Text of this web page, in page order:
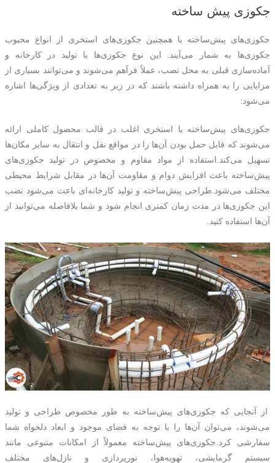
جکوزی پیش ساخته
جکوزی‌های پیش‌ساخته یا همچنین جکوزی‌های استخری از انواع محبوب
جکوزی‌ها به شمار می‌آیند. این نوع جکوزی‌ها با تولید در کارخانه و
آماده‌سازی قبلی به محل نصب، عملاً فرآهم می‌شوند و می‌توانند بسیاری از
مزایایی را به همراه داشته باشند که در زیر به تعدادی از ویژگی‌ها اشاره
می‌شود:
جکوزی‌های پیش‌ساخته یا استخری اغلب در قالب محصول کاملی ارائه
می‌شوند که قابل حمل بودن آن‌ها را در مواقع نقل و انتقال به سایر مکان‌ها
تسهیل می‌کند.استفاده از مواد مقاوم و مخصوص در تولید جکوزی‌های
پیش‌ساخته باعث افزایش دوام و مقاومت آن‌ها در مقابل شرایط محیطی
مختلف می‌شود.طراحی پیش‌ساخته و تولید کارخانه‌ای باعث می‌شود نصب
این جکوزی‌ها در مدت زمان کمتری انجام شود و شما بلافاصله می‌توانید از
آن‌ها استفاده کنید.
از آنجایی که جکوزی‌های پیش‌ساخته به طور مخصوص طراحی و تولید
می‌شوند، می‌توان آن‌ها را با توجه به فضای موجود و ابعاد دلخواه شما
سفارشی کرد.جکوزی‌های پیش‌ساخته معمولاً از امکانات متنوعی مانند
سیستم گرمایشی، تهویه‌هوا، نورپردازی و نازل‌های مختلف